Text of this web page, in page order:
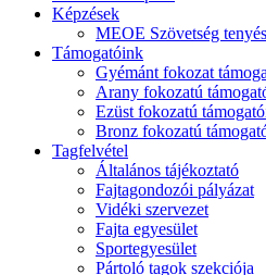
Képzések
MEOE Szövetség
Támogatóink
Gyémánt fokozat
Arany fokozatú
Ezüst fokozatú
Bronz fokozatú
Tagfelvétel
Általános tájékoztató
Fajtagondozói pályázat
Vidéki szervezet
Fajta egyesület
Sportegyesület
Pártoló tagok szekciója